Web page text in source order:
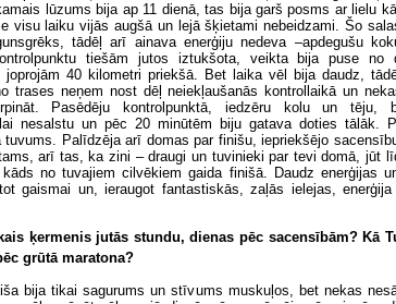
lūzums bija ap 11 dienā, tas bija garš posms ar lielu
visu laiku vijās augšā un lejā šķietami nebeidzami. Šo
tādēļ arī ainava enerģiju nedeva –apdegušu
tiešām jutos iztukšota, veikta bija puse no
joprojām 40 kilometri priekšā. Bet laika vēl bija daudz,
trases neņem nost dēļ neiekļaušanās kontrollaikā un
Pasēdēju kontrolpunktā, iedzēru kolu un tēju,
nesalstu un pēc 20 minūtēm biju gatava doties tālāk.
tuvums. Palīdzēja arī domas par finišu, iepriekšējo
arī tas, ka zini – draugi un tuvinieki par tevi domā, jūt
no tuvajiem cilvēkiem gaida finišā. Daudz enerģijas
gaismai un, ieraugot fantastiskās, zaļās ielejas,
ķermenis jutās stundu, dienas pēc sacensībām? Kā
grūtā maratona?
bija tikai sagurums un stīvums muskuļos, bet nekas